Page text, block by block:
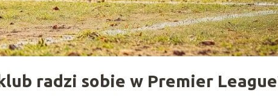
radzi sobie w Premier